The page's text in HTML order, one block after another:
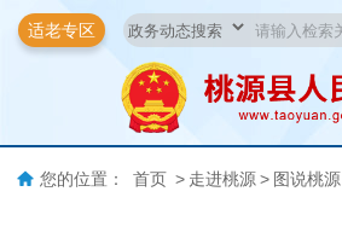
适老专区
您的位置： 首页 > 走进桃源 > 图说桃源